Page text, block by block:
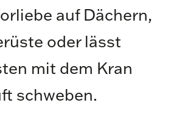
auf Dächern,
oder lässt
mit dem Kran
schweben.